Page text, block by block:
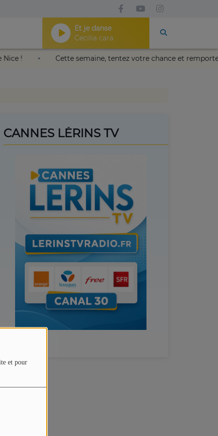
et pour
Et je danse
Cecilia cara
Nikaïa de Nice ! Cette semaine, tentez votre chance
CANNES LÉRINS TV